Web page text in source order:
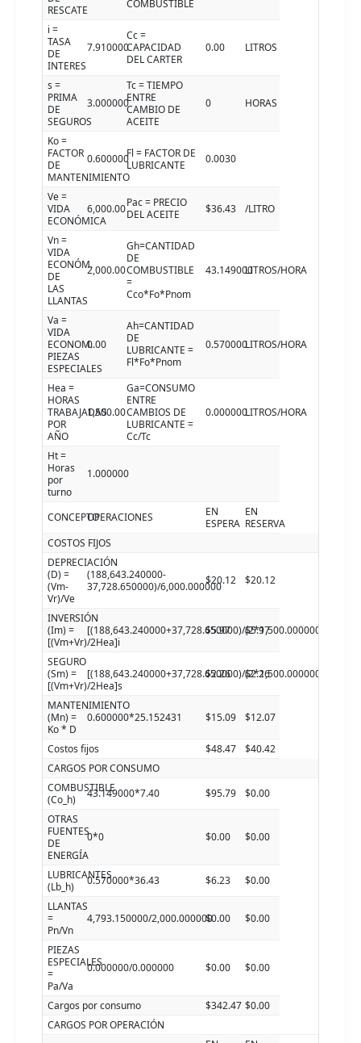
RESCATE
COMBUSTIBLE
i =
TASA
DE
INTERES
7.910000
Cc =
CAPACIDAD
DEL CARTER
0.00 LITROS
s =
PRIMA
DE
SEGUROS
3.000000
Tc = TIEMPO
ENTRE
CAMBIO DE
ACEITE
0 HORAS
Ko =
FACTOR
DE
MANTENIMIENTO
0.600000Fl = FACTOR DE
LUBRICANTE
0.0030
Ve =
VIDA
ECONÓMICA
6,000.00Pac = PRECIO
DEL ACEITE
$36.43 /LITRO
Vn =
VIDA
ECONÓM.
DE
LAS
LLANTAS
2,000.00
Gh=CANTIDAD
DE
COMBUSTIBLE
=
Cco*Fo*Pnom
43.149000LITROS/HORA
Va =
VIDA
ECONOM.
PIEZAS
ESPECIALES
0.00
Ah=CANTIDAD
DE
LUBRICANTE =
Fl*Fo*Pnom
0.570000LITROS/HORA
Hea =
HORAS
TRABAJADAS
POR
AÑO
1,500.00
Ga=CONSUMO
ENTRE
CAMBIOS DE
LUBRICANTE =
Cc/Tc
0.000000LITROS/HORA
Ht =
Horas
por
turno
1.000000
CONCEPTOOPERACIONES
EN
ESPERA
EN
RESERVA
COSTOS FIJOS
DEPRECIACIÓN
(D) =
(Vm-
Vr)/Ve
(188,643.240000-
37,728.650000)/6,000.000000$20.12 $20.12
INVERSIÓN
(Im) =
[(Vm+Vr)/2Hea]i
[(188,643.240000+37,728.650000)/
$5.97 $5.97
SEGURO
(Sm) =
[(Vm+Vr)/2Hea]s
[(188,643.240000+37,728.650000)/
$2.26 $2.26
MANTENIMIENTO
(Mn) =
Ko * D
0.600000*25.152431 $15.09 $12.07
Costos fijos $48.47
$40.42
CARGOS POR CONSUMO
COMBUSTIBLE
(Co_h)
43.149000*7.40 $95.79
$0.00
OTRAS
FUENTES
DE
ENERGÍA
0*0 $0.00 $0.00
LUBRICANTES
(Lb_h)
0.570000*36.43 $6.23
$0.00
LLANTAS
=
Pn/Vn
4,793.150000/2,000.000000$0.00 $0.00
PIEZAS
ESPECIALES
=
Pa/Va
0.000000/0.000000 $0.00 $0.00
Cargos por consumo $342.47 $0.00
CARGOS POR OPERACIÓN